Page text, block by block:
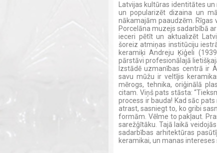
Latvijas kultūras identitātes
un popularizēt dizaina un
nākamajām paaudzēm. Rīgas
Porcelāna muzejs sadarbībā
ieceri pētīt un aktualizēt
šoreiz atmiņas institūciju
keramiķi Andreju Ķiģeli
pārstāvi profesionālajā
Izstādē uzmanības centrā ir
savu mūžu ir veltījis
mērogs, tehnika, oriģinālā
citam. Viņš pats stāsta:
process ir bauda! Kad sāc
atrast, sasniegt to, ko gribi
formām. Vēlme to pakļaut.
sarežģītāku. Tajā laikā
sadarbības arhitektūras
keramikai, un manas